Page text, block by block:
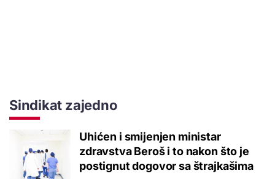
Sindikat zajedno
Uhićen i smijenjen ministar
zdravstva Beroš i to nakon što je
postignut dogovor sa štrajkašima